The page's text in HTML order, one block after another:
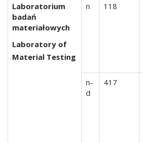
Laboratorium
badań
materiałowych
Laboratory of
Material Testing
n 118
n-
d
417